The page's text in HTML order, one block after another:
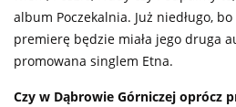
album Poczekalnia. Już niedługo,
premierę będzie miała jego druga
promowana singlem Etna.
Czy w Dąbrowie Górniczej oprócz